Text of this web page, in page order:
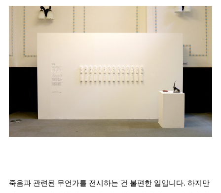
죽음과 관련된 무언가를 전시하는 건 불편한 일입니다. 하지만